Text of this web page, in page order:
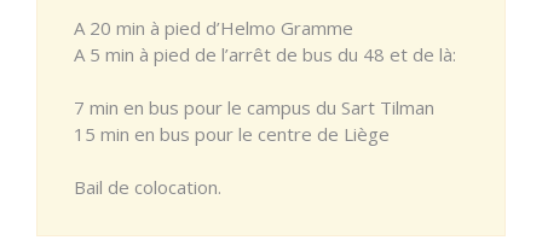
A 20 min à pied d’Helmo Gramme
A 5 min à pied de l’arrêt de bus du 48 et de là:
7 min en bus pour le campus du Sart Tilman
15 min en bus pour le centre de Liège
Bail de colocation.